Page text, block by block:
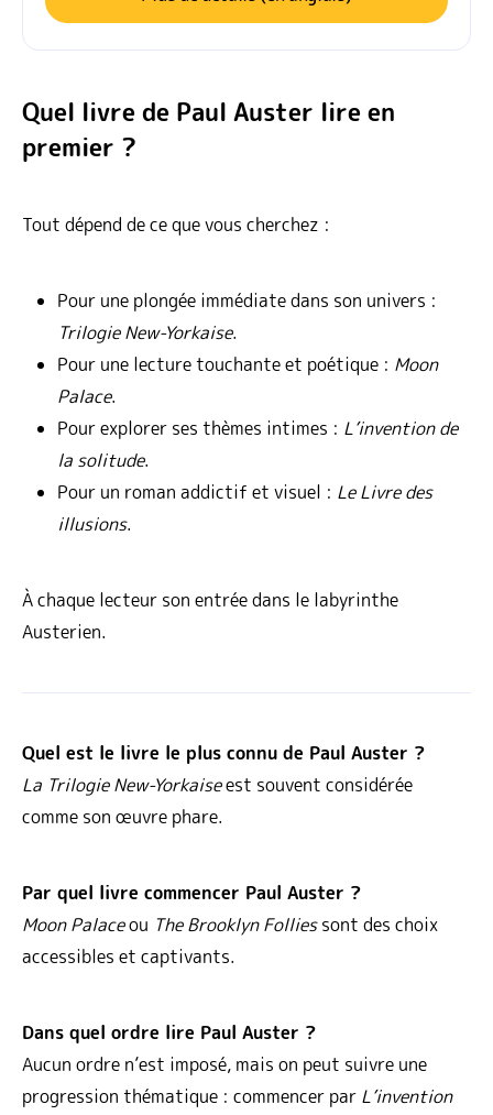
Quel livre de Paul Auster lire en
premier ?
Tout dépend de ce que vous cherchez :
Pour une plongée immédiate dans son univers :
Trilogie New-Yorkaise.
Pour une lecture touchante et poétique : Moon
Palace.
Pour explorer ses thèmes intimes : L’invention de
la solitude.
Pour un roman addictif et visuel : Le Livre des
illusions.
À chaque lecteur son entrée dans le labyrinthe
Austerien.
Quel est le livre le plus connu de Paul Auster ?
La Trilogie New-Yorkaiseest souvent considérée
comme son œuvre phare.
Par quel livre commencer Paul Auster ?
Moon Palaceou The Brooklyn Folliessont des choix
accessibles et captivants.
Dans quel ordre lire Paul Auster ?
Aucun ordre n’est imposé, mais on peut suivre une
progression thématique : commencer par L’invention